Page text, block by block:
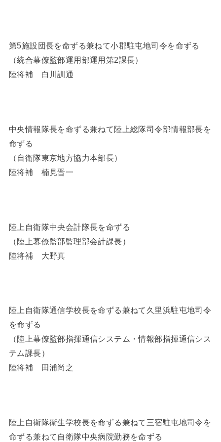
第5施設団長を命ずる兼ねて小郡駐屯地司令を命ずる
（統合幕僚監部運用部運用第2課長）
陸将補 白川訓通
中央情報隊長を命ずる兼ねて陸上総隊司令部情報部長を
命ずる
（自衛隊東京地方協力本部長）
陸将補 楠見晋一
陸上自衛隊中央会計隊長を命ずる
（陸上幕僚監部監理部会計課長）
陸将補 大野真
陸上自衛隊通信学校長を命ずる兼ねて久里浜駐屯地司令
を命ずる
（陸上幕僚監部指揮通信システム・情報部指揮通信シス
テム課長）
陸将補 田浦尚之
陸上自衛隊衛生学校長を命ずる兼ねて三宿駐屯地司令を
命ずる兼ねて自衛隊中央病院勤務を命ずる